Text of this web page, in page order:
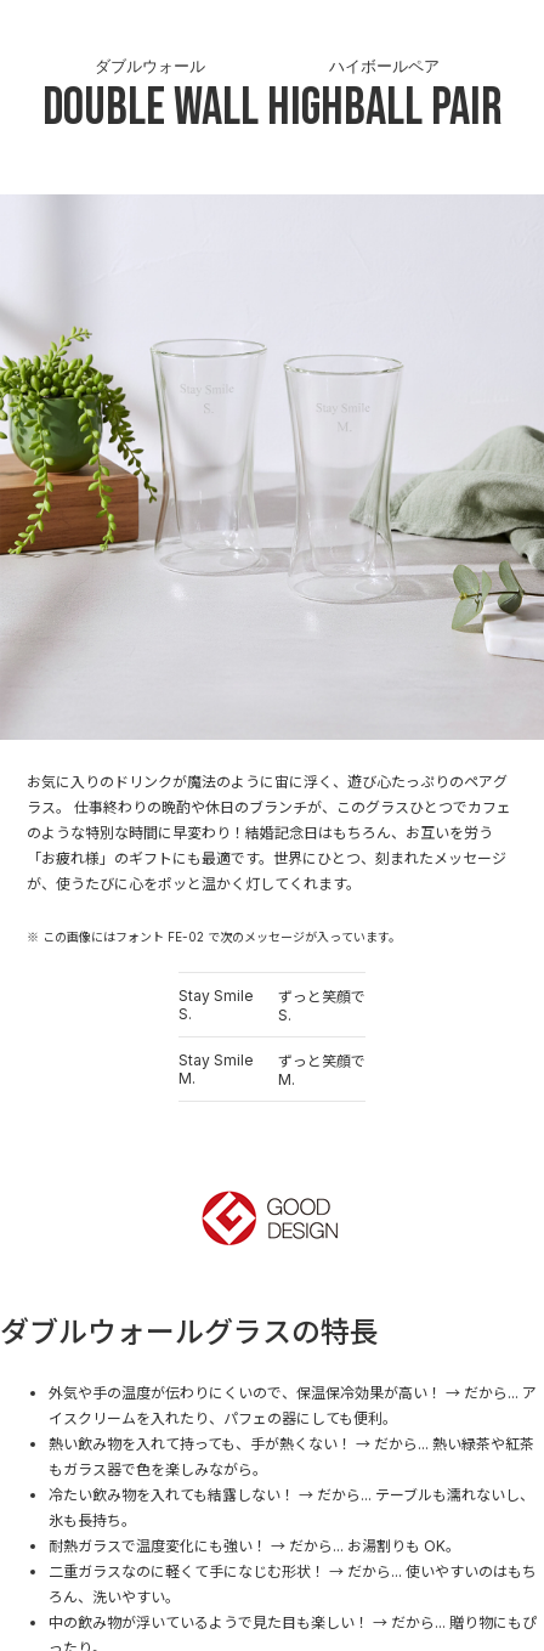
Double Wall
ダブルウォール
Highball Pair
ハイボールペア
お気に入りのドリンクが魔法のように宙に浮く、遊び心たっぷりのペアグ
ラス。 仕事終わりの晩酌や休日のブランチが、このグラスひとつでカフェ
のような特別な時間に早変わり！結婚記念日はもちろん、お互いを労う
「お疲れ様」のギフトにも最適です。世界にひとつ、刻まれたメッセージ
が、使うたびに心をポッと温かく灯してくれます。
※ この画像にはフォント FE-02 で次のメッセージが入っています。
Stay Smile
S.
ずっと笑顔で
S.
Stay Smile
M.
ずっと笑顔で
M.
ダブルウォールグラスの特長
外気や手の温度が伝わりにくいので、保温保冷効果が高い！ → だから... ア
イスクリームを入れたり、パフェの器にしても便利。
熱い飲み物を入れて持っても、手が熱くない！ → だから... 熱い緑茶や紅茶
もガラス器で色を楽しみながら。
冷たい飲み物を入れても結露しない！ → だから... テーブルも濡れないし、
氷も長持ち。
耐熱ガラスで温度変化にも強い！ → だから... お湯割りも OK。
二重ガラスなのに軽くて手になじむ形状！ → だから... 使いやすいのはもち
ろん、洗いやすい。
中の飲み物が浮いているようで見た目も楽しい！ → だから... 贈り物にもぴ